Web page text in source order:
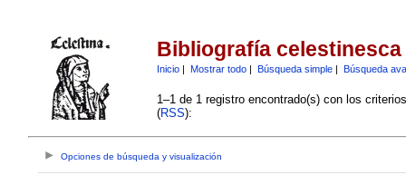
Bibliografía celestinesca
Inicio| Mostrar todo| Búsqueda simple| Búsqueda
1–1 de 1 registro encontrado(s) con los
(RSS):
Opciones de búsqueda y visualización